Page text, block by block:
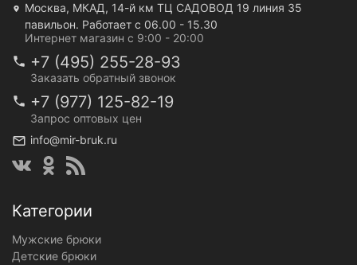
Москва, МКАД, 14-й км ТЦ САДОВОД 19 линия 35
павильон. Работает с 06.00 - 15.30
Интернет магазин с 9:00 - 20:00
+7 (495) 255-28-93
Заказать обратный звонок
+7 (977) 125-82-19
Запрос оптовых цен
info@mir-bruk.ru
Категории
Мужские брюки
Детские брюки